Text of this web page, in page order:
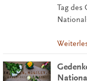
Tag des